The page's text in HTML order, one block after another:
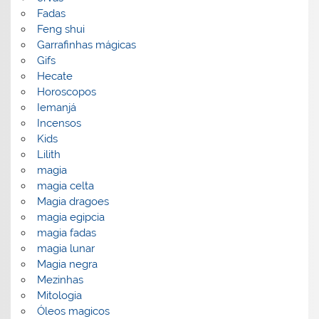
Fadas
Feng shui
Garrafinhas mágicas
Gifs
Hecate
Horoscopos
Iemanjá
Incensos
Kids
Lilith
magia
magia celta
Magia dragoes
magia egipcia
magia fadas
magia lunar
Magia negra
Mezinhas
Mitologia
Óleos magicos